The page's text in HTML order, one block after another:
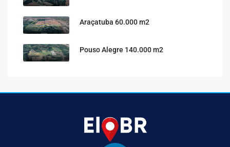
Araçatuba 60.000 m2
Pouso Alegre 140.000 m2